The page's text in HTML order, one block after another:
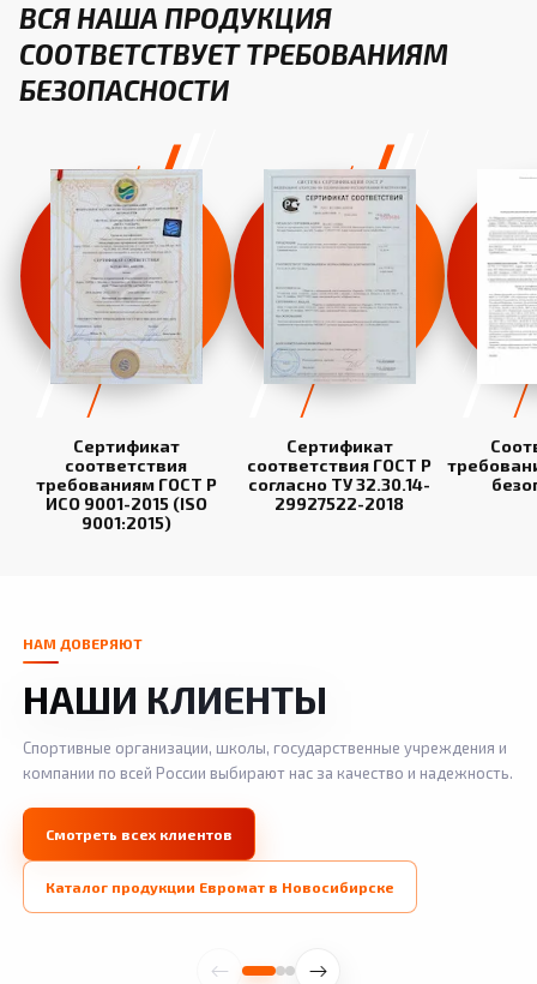
ВСЯ НАША ПРОДУКЦИЯ
СООТВЕТСТВУЕТ ТРЕБОВАНИЯМ
БЕЗОПАСНОСТИ
Сертификат
соответствия
требованиям ГОСТ Р
ИСО 9001-2015 (ISO
9001:2015)
Сертификат
соответствия ГОСТ Р
согласно ТУ 32.30.14-
29927522-2018
НАМ ДОВЕРЯЮТ
НАШИ КЛИЕНТЫ
Спортивные организации, школы, государственные учреждения и
компании по всей России выбирают нас за качество и надежность.
Смотреть всех клиентов
Каталог продукции Евромат в Новосибирске